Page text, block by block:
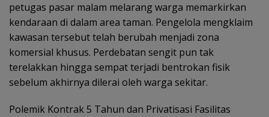
petugas pasar malam melarang warga memarkirkan
kendaraan di dalam area taman. Pengelola mengklaim
kawasan tersebut telah berubah menjadi zona
komersial khusus. Perdebatan sengit pun tak
terelakkan hingga sempat terjadi bentrokan fisik
sebelum akhirnya dilerai oleh warga sekitar.
Polemik Kontrak 5 Tahun dan Privatisasi Fasilitas